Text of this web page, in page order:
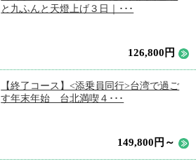
と九ふんと天燈上げ３日｜･･･
126,800円
【終了コース】<添乗員同行>台湾で過ご
す年末年始 台北満喫４･･･
149,800円～